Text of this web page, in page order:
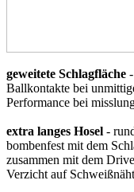
geweitete Schlagfläche
Ballkontakte bei
Performance bei
extra langes Hosel -
bombenfest mit dem
zusammen mit dem
Verzicht auf